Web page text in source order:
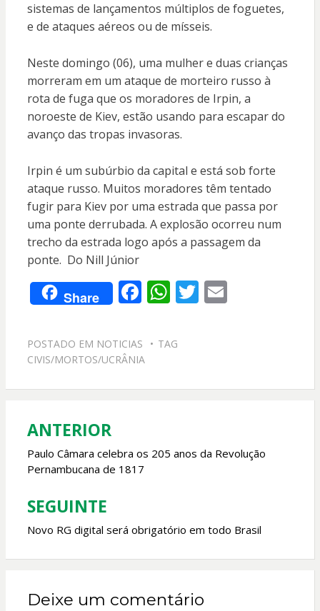
sistemas de lançamentos múltiplos de foguetes,
e de ataques aéreos ou de mísseis.
Neste domingo (06), uma mulher e duas crianças
morreram em um ataque de morteiro russo à
rota de fuga que os moradores de Irpin, a
noroeste de Kiev, estão usando para escapar do
avanço das tropas invasoras.
Irpin é um subúrbio da capital e está sob forte
ataque russo. Muitos moradores têm tentado
fugir para Kiev por uma estrada que passa por
uma ponte derrubada. A explosão ocorreu num
trecho da estrada logo após a passagem da
ponte. Do Nill Júnior
Share F
e
b
o
W
at
A
T E
POSTADO EM NOTICIAS
TAG
CIVIS/MORTOS/UCRÂNIA
Navegação
de
Post
ANTERIOR
Paulo Câmara celebra os 205 anos da Revolução
Pernambucana de 1817
SEGUINTE
Novo RG digital será obrigatório em todo Brasil
Deixe um comentário